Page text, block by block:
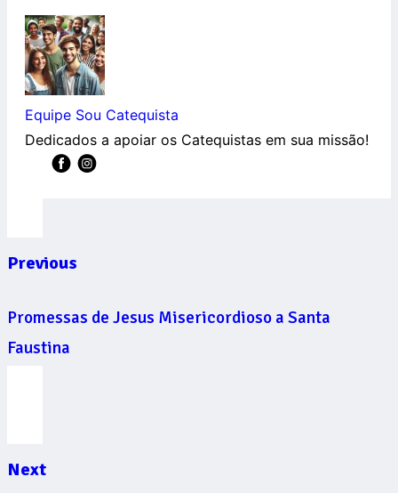
Equipe Sou Catequista
Dedicados a apoiar os Catequistas em sua missão!
Previous
Promessas de Jesus Misericordioso a Santa
Faustina
Next